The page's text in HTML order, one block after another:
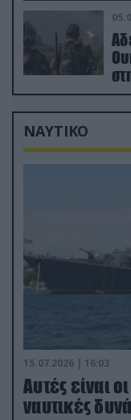
ΝΑΥΤΙΚΟ
15.07.2026 | 16:03
Aυτές είναι
ναυτικές